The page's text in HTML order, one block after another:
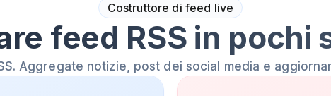
Costruttore di feed live
feed RSS in pochi
Aggregate notizie, post dei social media e